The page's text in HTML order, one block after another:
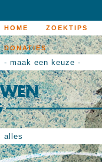
HOME ZOEKTIPS
DONATIES
- maak een keuze -
alles